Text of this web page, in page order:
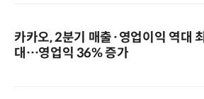
카카오, 2분기 매출·영업이익 역대 최
대…영업익 36% 증가